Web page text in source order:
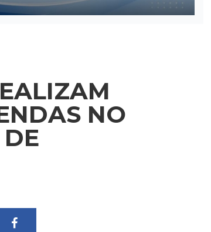
NO